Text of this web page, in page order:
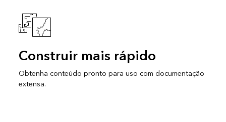
Construir mais rápido
Obtenha conteúdo pronto para uso com documentação
extensa.